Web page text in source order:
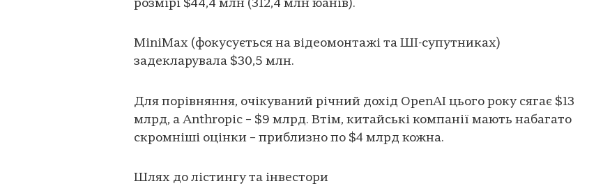
розмірі $44,4 млн (312,4 млн юанів).
MiniMax (фокусується на відеомонтажі та ШІ-супутниках)
задекларувала $30,5 млн.
Для порівняння, очікуваний річний дохід OpenAI цього року сягає $13
млрд, а Anthropic – $9 млрд. Втім, китайські компанії мають набагато
скромніші оцінки – приблизно по $4 млрд кожна.
Шлях до лістингу та інвестори